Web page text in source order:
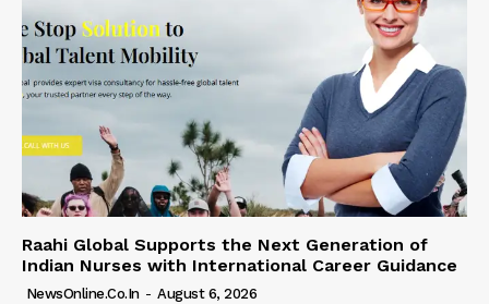
Raahi Global Supports the Next Generation of
Indian Nurses with International Career Guidance
NewsOnline.co.in - August 6, 2026